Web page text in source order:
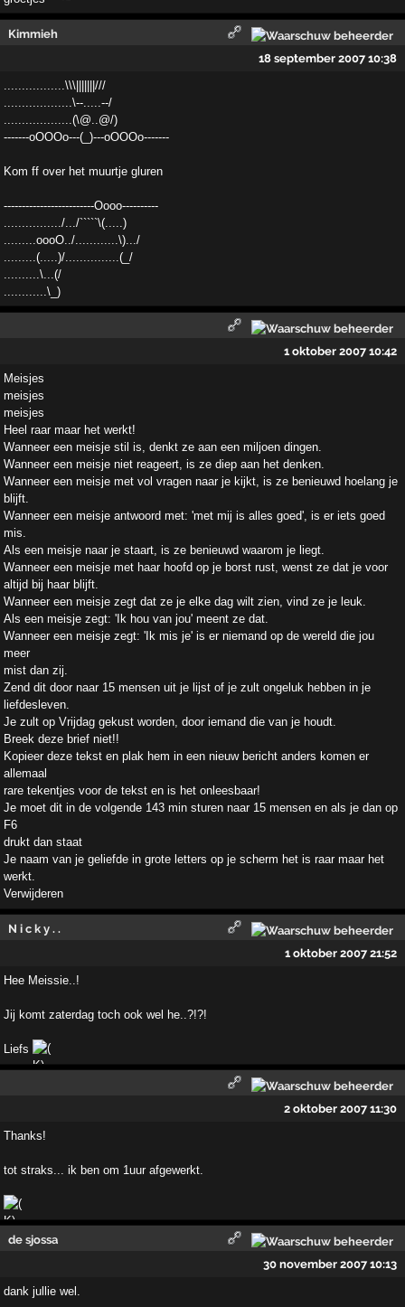
Kimmieh
18 september 2007 10:38
.................\\\|||||||///
...................\--.....--/
...................(\@..@/)
-------oOOOo---(_)---oOOOo-------
Kom ff over het muurtje gluren
-------------------------Oooo----------
................/.../`````\(.....)
.........oooO../............\).../
.........(.....)/...............(_/
..........\...(/
............\_)
1 oktober 2007 10:42
Meisjes
meisjes
meisjes
Heel raar maar het werkt!
Wanneer een meisje stil is, denkt ze aan een miljoen dingen.
Wanneer een meisje niet reageert, is ze diep aan het denken.
Wanneer een meisje met vol vragen naar je kijkt, is ze benieuwd hoelang je
blijft.
Wanneer een meisje antwoord met: 'met mij is alles goed', is er iets goed
mis.
Als een meisje naar je staart, is ze benieuwd waarom je liegt.
Wanneer een meisje met haar hoofd op je borst rust, wenst ze dat je voor
altijd bij haar blijft.
Wanneer een meisje zegt dat ze je elke dag wilt zien, vind ze je leuk.
Als een meisje zegt: 'Ik hou van jou' meent ze dat.
Wanneer een meisje zegt: 'Ik mis je' is er niemand op de wereld die jou
meer
mist dan zij.
Zend dit door naar 15 mensen uit je lijst of je zult ongeluk hebben in je
liefdesleven.
Je zult op Vrijdag gekust worden, door iemand die van je houdt.
Breek deze brief niet!!
Kopieer deze tekst en plak hem in een nieuw bericht anders komen er
allemaal
rare tekentjes voor de tekst en is het onleesbaar!
Je moet dit in de volgende 143 min sturen naar 15 mensen en als je dan op
F6
drukt dan staat
Je naam van je geliefde in grote letters op je scherm het is raar maar het
werkt.
Verwijderen
N i c k y . .
1 oktober 2007 21:52
Hee Meissie..!
Jij komt zaterdag toch ook wel he..?!?!
Liefs
2 oktober 2007 11:30
Thanks!
tot straks... ik ben om 1uur afgewerkt.
de sjossa
30 november 2007 10:13
dank jullie wel.